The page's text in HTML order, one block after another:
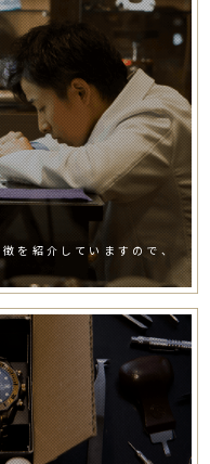
を紹介していますので、